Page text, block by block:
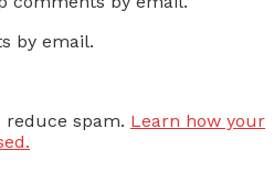
by email.
reduce spam. Learn how your